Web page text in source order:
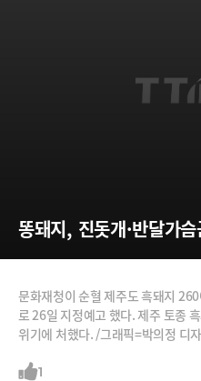
똥돼지, 진돗개·반달가
문화재청이 순혈 제주도 흑돼지
로 26일 지정예고 했다. 제주 토종
위기에 처했다. /그래픽=박의정 디
1